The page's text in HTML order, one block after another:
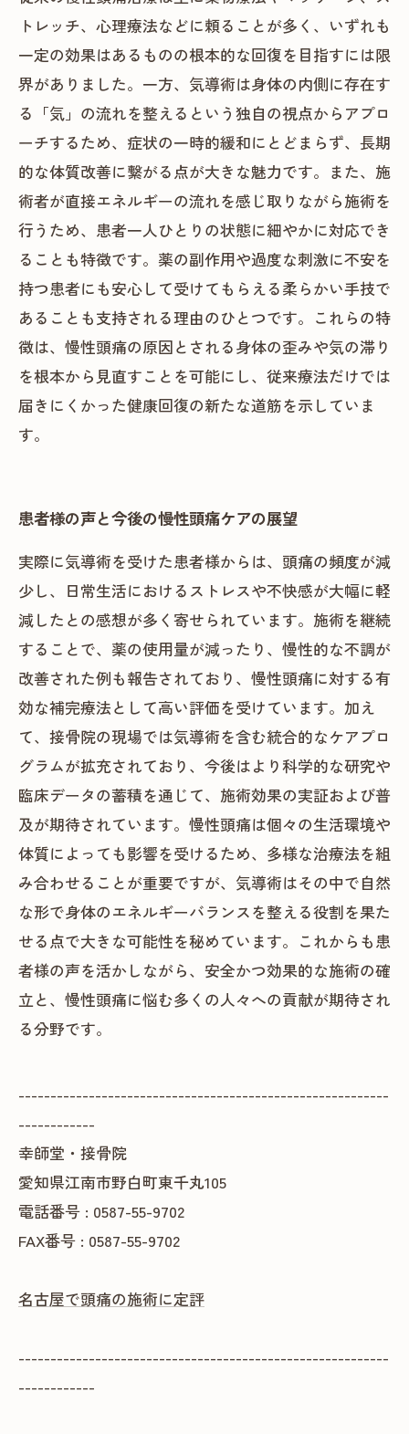
トレッチ、心理療法などに頼ることが多く、いずれも
一定の効果はあるものの根本的な回復を目指すには限
界がありました。一方、気導術は身体の内側に存在す
る「気」の流れを整えるという独自の視点からアプロ
ーチするため、症状の一時的緩和にとどまらず、長期
的な体質改善に繋がる点が大きな魅力です。また、施
術者が直接エネルギーの流れを感じ取りながら施術を
行うため、患者一人ひとりの状態に細やかに対応でき
ることも特徴です。薬の副作用や過度な刺激に不安を
持つ患者にも安心して受けてもらえる柔らかい手技で
あることも支持される理由のひとつです。これらの特
徴は、慢性頭痛の原因とされる身体の歪みや気の滞り
を根本から見直すことを可能にし、従来療法だけでは
届きにくかった健康回復の新たな道筋を示していま
す。
患者様の声と今後の慢性頭痛ケアの展望
実際に気導術を受けた患者様からは、頭痛の頻度が減
少し、日常生活におけるストレスや不快感が大幅に軽
減したとの感想が多く寄せられています。施術を継続
することで、薬の使用量が減ったり、慢性的な不調が
改善された例も報告されており、慢性頭痛に対する有
効な補完療法として高い評価を受けています。加え
て、接骨院の現場では気導術を含む統合的なケアプロ
グラムが拡充されており、今後はより科学的な研究や
臨床データの蓄積を通じて、施術効果の実証および普
及が期待されています。慢性頭痛は個々の生活環境や
体質によっても影響を受けるため、多様な治療法を組
み合わせることが重要ですが、気導術はその中で自然
な形で身体のエネルギーバランスを整える役割を果た
せる点で大きな可能性を秘めています。これからも患
者様の声を活かしながら、安全かつ効果的な施術の確
立と、慢性頭痛に悩む多くの人々への貢献が期待され
る分野です。
----------------------------------------------------------
------------
幸師堂・接骨院
愛知県江南市野白町東千丸105
電話番号 : 0587-55-9702
FAX番号 : 0587-55-9702
名古屋で頭痛の施術に定評
----------------------------------------------------------
------------